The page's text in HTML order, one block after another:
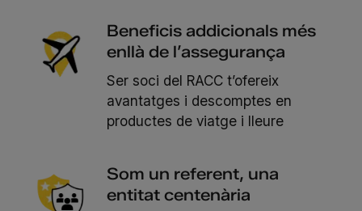
Beneficis addicionals més
enllà de l’assegurança
Ser soci del RACC t’ofereix
avantatges i descomptes en
productes de viatge i lleure
Som un referent, una
entitat centenària